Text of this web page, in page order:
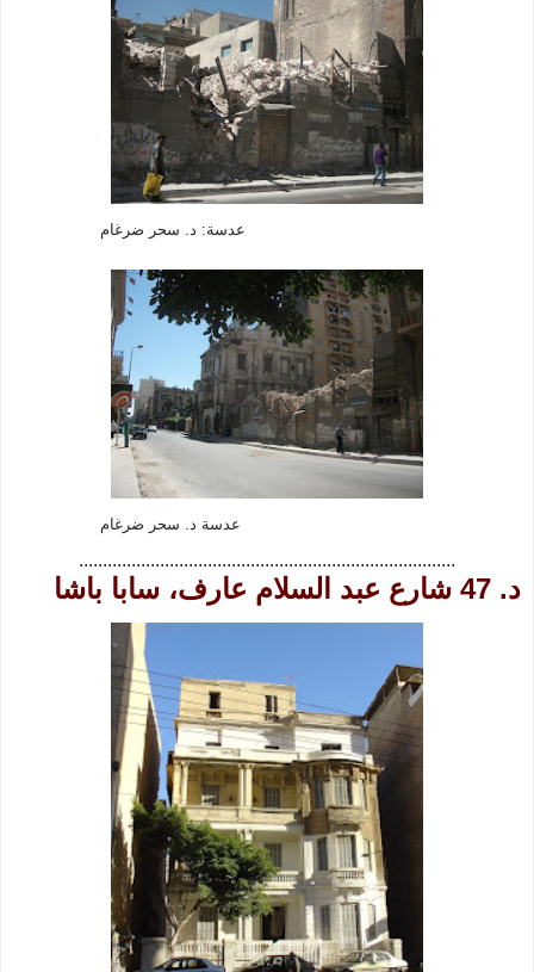
عدسة: د. سحر ضرغام
عدسة د. سحر ضرغام
...............................................................................
د. 47 شارع عبد السلام عارف، سابا باشا